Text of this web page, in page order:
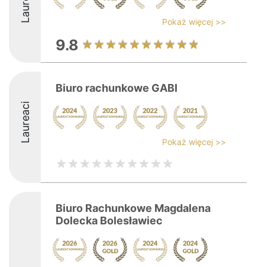
Pokaż więcej >>
9.8
Laureaci
Biuro rachunkowe GABI
Pokaż więcej >>
Biuro Rachunkowe Magdalena
Dolecka Bolesławiec